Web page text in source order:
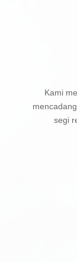
Kami
segi